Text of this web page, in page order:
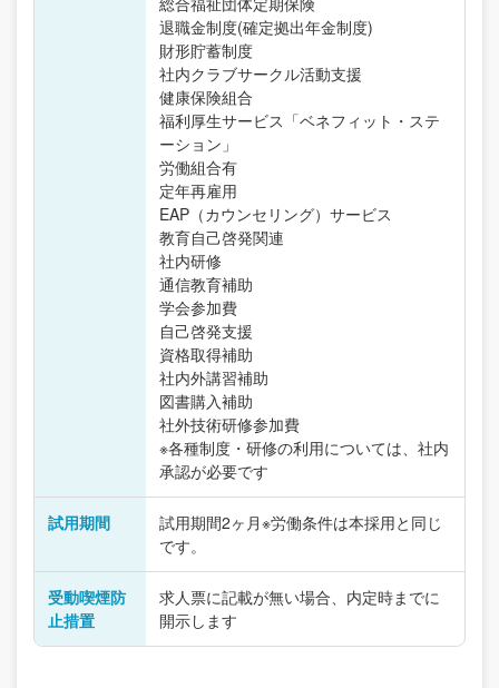
退職金制度(確定拠出年金制度)
財形貯蓄制度
社内クラブサークル活動支援
健康保険組合
福利厚生サービス「ベネフィット・ステ
ーション」
労働組合有
定年再雇用
EAP（カウンセリング）サービス
教育自己啓発関連
社内研修
通信教育補助
学会参加費
自己啓発支援
資格取得補助
社内外講習補助
図書購入補助
社外技術研修参加費
※各種制度・研修の利用については、社内
承認が必要です
試用期間
試用期間2ヶ月※労働条件は本採用と同じ
です。
受動喫煙防
止措置
求人票に記載が無い場合、内定時までに
開示します